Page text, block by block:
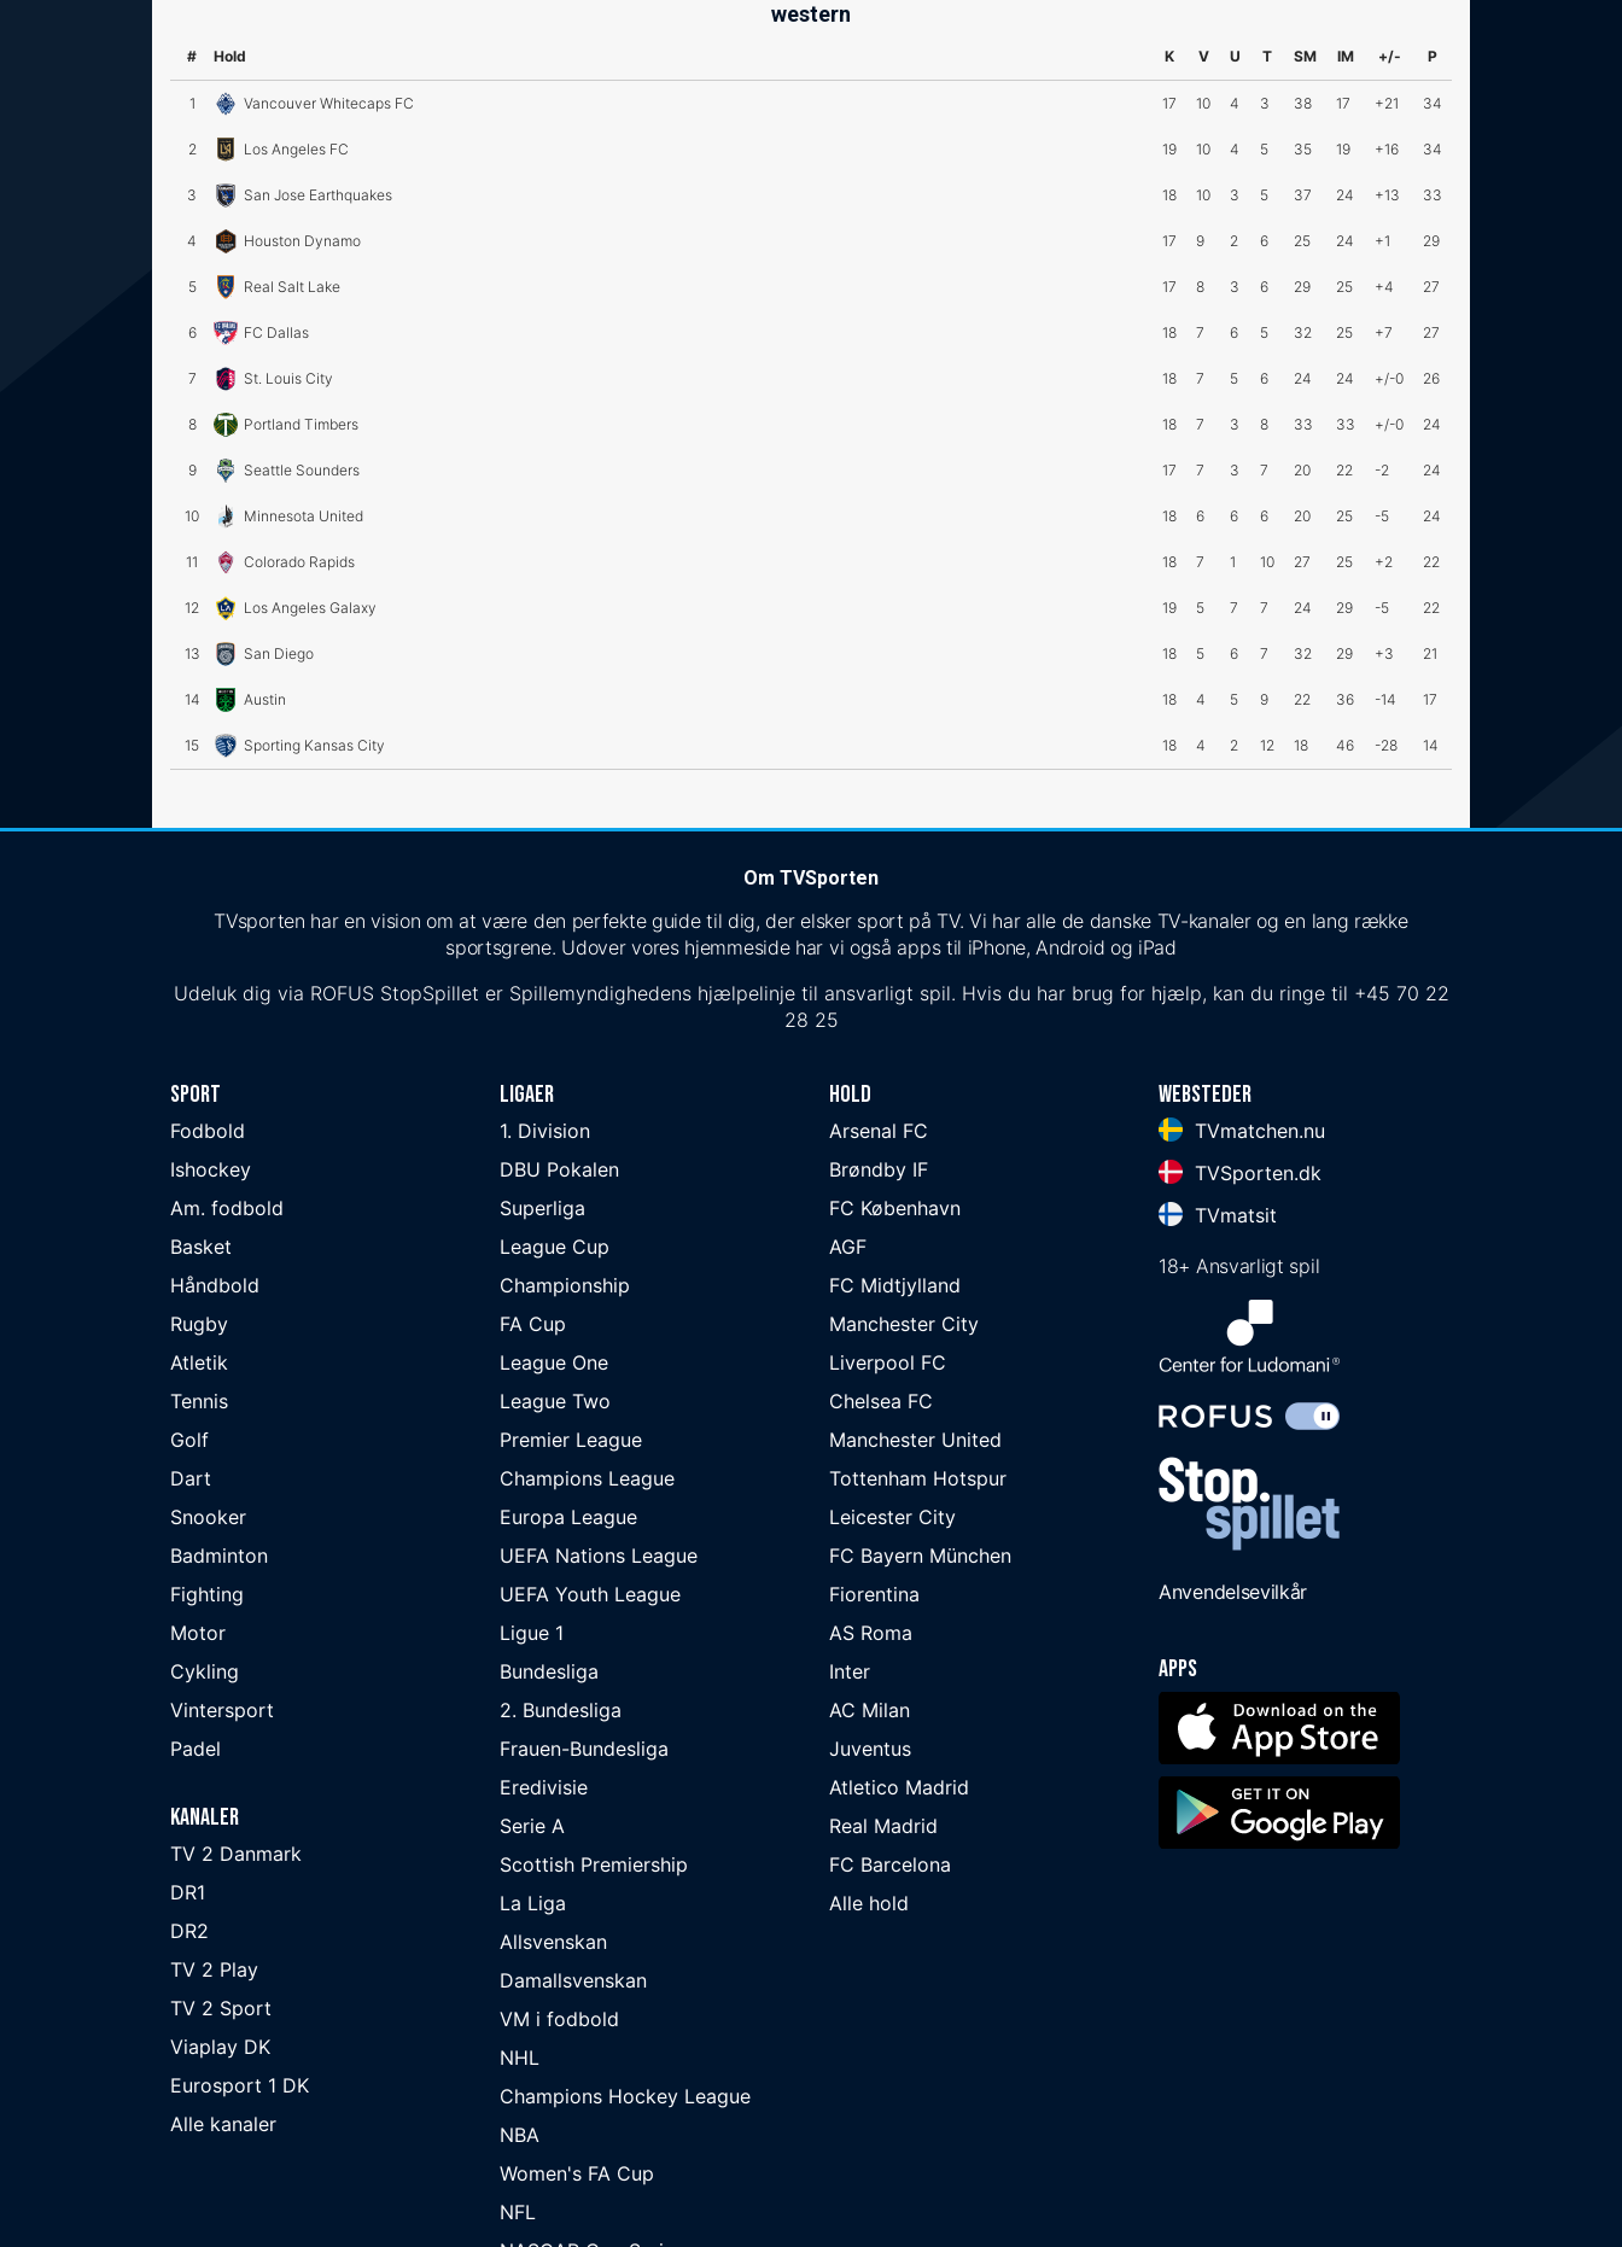
western
# Hold K V U T SM IM +/- P
1 Vancouver Whitecaps FC 17 10 4 3 38 17 +21 34
2 Los Angeles FC 19 10 4 5 35 19 +16 34
3 San Jose Earthquakes 18 10 3 5 37 24 +13 33
4 Houston Dynamo 17 9 2 6 25 24 +1 29
5 Real Salt Lake 17 8 3 6 29 25 +4 27
6 FC Dallas 18 7 6 5 32 25 +7 27
7 St. Louis City 18 7 5 6 24 24 +/-0 26
8 Portland Timbers 18 7 3 8 33 33 +/-0 24
9 Seattle Sounders 17 7 3 7 20 22 -2 24
10 Minnesota United 18 6 6 6 20 25 -5 24
11 Colorado Rapids 18 7 1 10 27 25 +2 22
12 Los Angeles Galaxy 19 5 7 7 24 29 -5 22
13 San Diego 18 5 6 7 32 29 +3 21
14 Austin 18 4 5 9 22 36 -14 17
15 Sporting Kansas City 18 4 2 12 18 46 -28 14
Om TVSporten
TVsporten har en vision om at være den perfekte guide til dig, der elsker sport på TV. Vi har alle de danske TV-kanaler og en lang række
sportsgrene. Udover vores hjemmeside har vi også apps til iPhone, Android og iPad
Udeluk dig via ROFUS StopSpillet er Spillemyndighedens hjælpelinje til ansvarligt spil. Hvis du har brug for hjælp, kan du ringe til +45 70 22
28 25
Sport
Fodbold
Ishockey
Am. fodbold
Basket
Håndbold
Rugby
Atletik
Tennis
Golf
Dart
Snooker
Badminton
Fighting
Motor
Cykling
Vintersport
Padel
Kanaler
TV 2 Danmark
DR1
DR2
TV 2 Play
TV 2 Sport
Viaplay DK
Eurosport 1 DK
Alle kanaler
Ligaer
1. Division
DBU Pokalen
Superliga
League Cup
Championship
FA Cup
League One
League Two
Premier League
Champions League
Europa League
UEFA Nations League
UEFA Youth League
Ligue 1
Bundesliga
2. Bundesliga
Frauen-Bundesliga
Eredivisie
Serie A
Scottish Premiership
La Liga
Allsvenskan
Damallsvenskan
VM i fodbold
NHL
Champions Hockey League
NBA
Women's FA Cup
NFL
Hold
Arsenal FC
Brøndby IF
FC København
AGF
FC Midtjylland
Manchester City
Liverpool FC
Chelsea FC
Manchester United
Tottenham Hotspur
Leicester City
FC Bayern München
Fiorentina
AS Roma
Inter
AC Milan
Juventus
Atletico Madrid
Real Madrid
FC Barcelona
Alle hold
Websteder
TVmatchen.nu
TVSporten.dk
TVmatsit
18+ Ansvarligt spil
Anvendelsevilkår
Apps